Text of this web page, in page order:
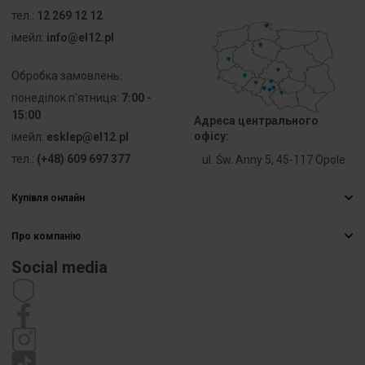
Zamykane w
НІ
Koder НІ
Analogowy
sygnał
wyjściowy
НІ
pierścieniem
тел.: 12 269 12 12
iмейл: info@el12.pl
Обробка замовлень:
понеділок п'ятниця: 7:00 -
15:00
iмейл: esklep@el12.pl
тел.: (+48) 609 697 377
Адреса центрального
офісу:
ul. Św. Anny 5, 45-117 Opole
Купівля онлайн
Способи доставки
Оплати
Про компанію
Кар’єра
Social media